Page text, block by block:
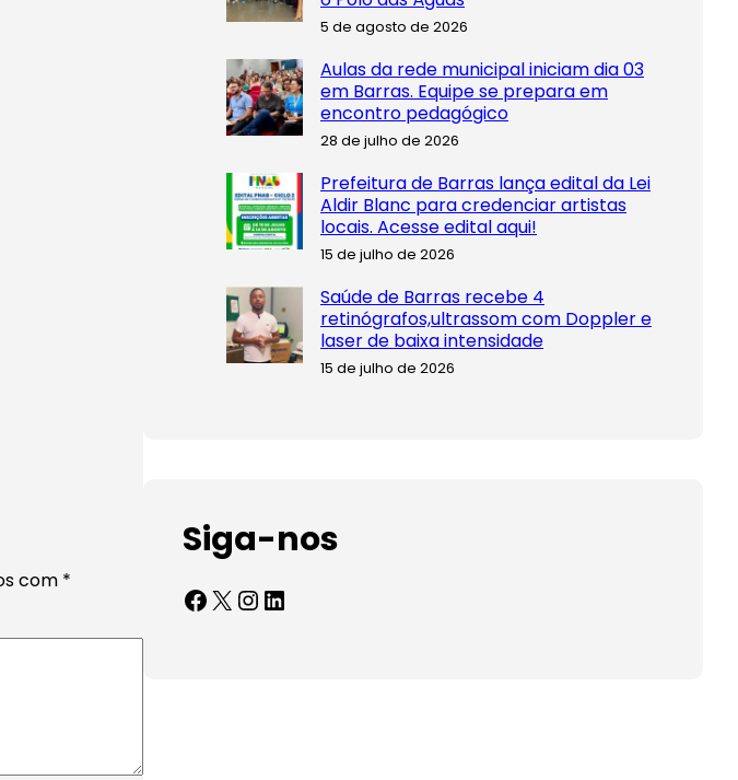
com *
5 de agosto de 2026
Aulas da rede municipal iniciam dia 03
em Barras. Equipe se prepara em
encontro pedagógico
28 de julho de 2026
Prefeitura de Barras lança edital da Lei
Aldir Blanc para credenciar artistas
locais. Acesse edital aqui!
15 de julho de 2026
Saúde de Barras recebe 4
retinógrafos,ultrassom com Doppler e
laser de baixa intensidade
15 de julho de 2026
Siga-nos
Facebook X InstagramLinkedIn